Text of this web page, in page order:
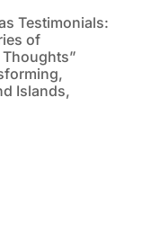
Testimonials:
of
Thoughts”
Islands,